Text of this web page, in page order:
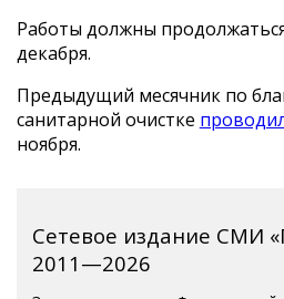
Работы должны
декабря.
Предыдущий месячник по
санитарной очистке
ноября.
Сетевое издание СМИ
2011—2026